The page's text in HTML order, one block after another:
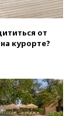
в
«сходит с
в СМИ
у
и Черногория
войти в
от
курорте?